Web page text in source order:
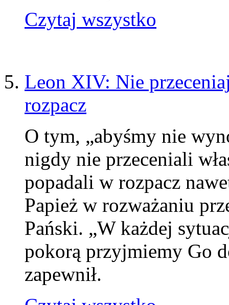
Czytaj wszystko
Leon XIV: Nie
rozpacz
O tym, „abyśmy nie
nigdy nie przeceniali
popadali w rozpacz
Papież w rozważaniu
Pański. „W każdej
pokorą przyjmiemy Go
zapewnił.